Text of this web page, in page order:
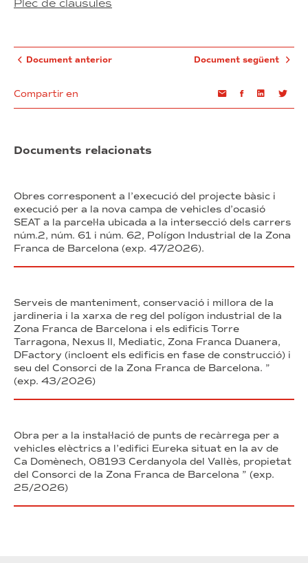
Plec de clàusules
Document anterior
Compartir en EmailFacebookLinkedin
Document següent
Documents relacionats
Obres corresponent a l’execució del projecte bàsic i
execució per a la nova campa de vehicles d’ocasió
SEAT a la parcel·la ubicada a la intersecció dels carrers
núm.2, núm. 61 i núm. 62, Polígon Industrial de la Zona
Franca de Barcelona (exp. 47/2026).
Serveis de manteniment, conservació i millora de la
jardineria i la xarxa de reg del polígon industrial de la
Zona Franca de Barcelona i els edificis Torre
Tarragona, Nexus II, Mediatic, Zona Franca Duanera,
DFactory (incloent els edificis en fase de construcció) i
seu del Consorci de la Zona Franca de Barcelona. ”
(exp. 43/2026)
Obra per a la instal·lació de punts de recàrrega per a
vehicles elèctrics a l’edifici Eureka situat en la av de
Ca Domènech, 08193 Cerdanyola del Vallès, propietat
del Consorci de la Zona Franca de Barcelona ” (exp.
25/2026)